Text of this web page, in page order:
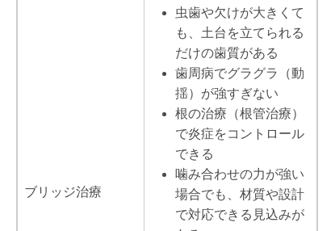
ブリッジ治療
虫歯や欠けが大きくて
も、土台を立てられる
だけの歯質がある
歯周病でグラグラ（動
揺）が強すぎない
根の治療（根管治療）
で炎症をコントロール
できる
噛み合わせの力が強い
場合でも、材質や設計
で対応できる見込みが